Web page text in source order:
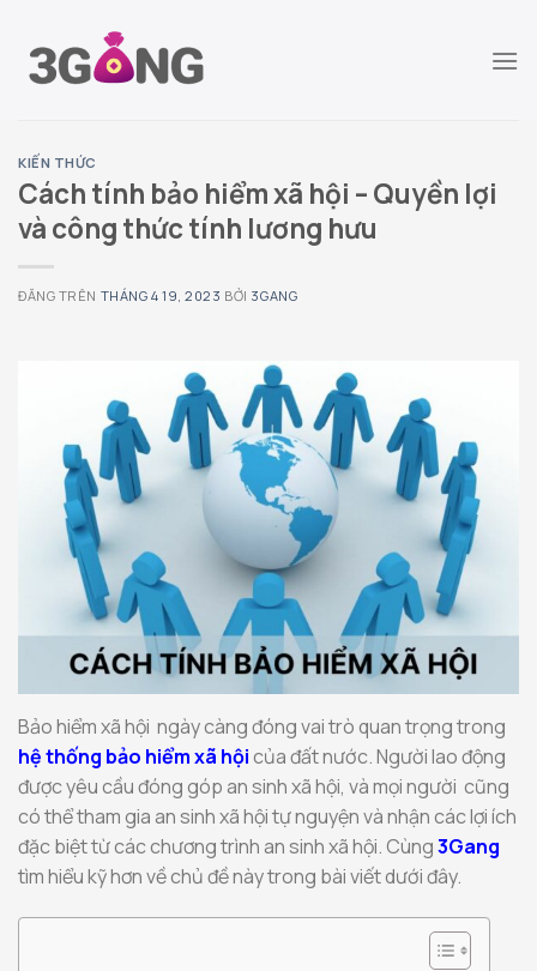
đến
KIẾN THỨC
Cách tính bảo hiểm xã hội – Quyền lợi
và công thức tính lương hưu
ĐĂNG TRÊN THÁNG 4 19, 2023 BỞI 3GANG
Bảo hiểm xã hội ngày càng đóng vai trò quan trọng trong
hệ thống bảo hiểm xã hộicủa đất nước. Người lao động
được yêu cầu đóng góp an sinh xã hội, và mọi người cũng
có thể tham gia an sinh xã hội tự nguyện và nhận các lợi ích
đặc biệt từ các chương trình an sinh xã hội. Cùng3Gang
tìm hiểu kỹ hơn về chủ đề này trong bài viết dưới đây.